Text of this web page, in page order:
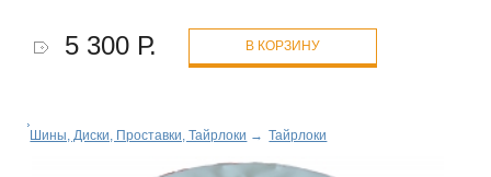
5 300 Р. В КОРЗИНУ
Шины, Диски, Проставки, Тайрлоки → Тайрлоки